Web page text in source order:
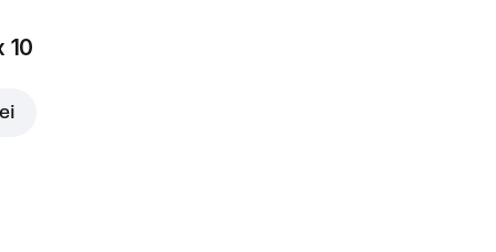
10